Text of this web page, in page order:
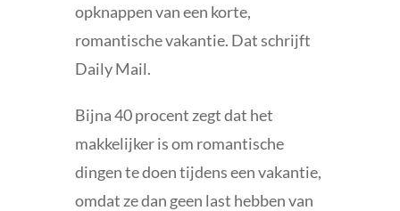
opknappen van een korte,
romantische vakantie. Dat schrijft
Daily Mail.
Bijna 40 procent zegt dat het
makkelijker is om romantische
dingen te doen tijdens een vakantie,
omdat ze dan geen last hebben van